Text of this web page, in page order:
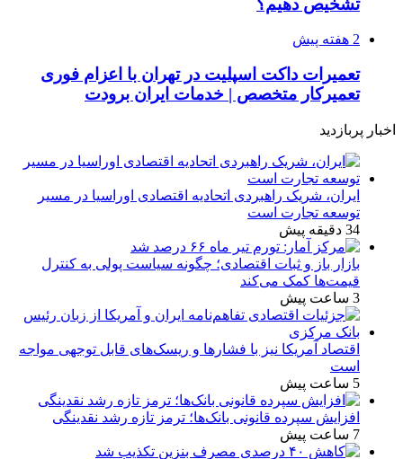
2 هفته پیش
تعمیرات داکت اسپلیت در تهران با اعزام فوری
تعمیرکار متخصص | خدمات ایران برودت
اخبار پربازدید
ایران، شریک راهبردی اتحادیه اقتصادی اوراسیا در مسیر
توسعه تجارت است
34 دقیقه پیش
بازار باز و ثبات اقتصادی؛ چگونه سیاست پولی به کنترل
قیمت‌ها کمک می‌کند
3 ساعت پیش
اقتصاد آمریکا نیز با فشارها و ریسک‌های قابل توجهی مواجه
است
5 ساعت پیش
افزایش سپرده قانونی بانک‌ها؛ ترمز تازه رشد نقدینگی
7 ساعت پیش